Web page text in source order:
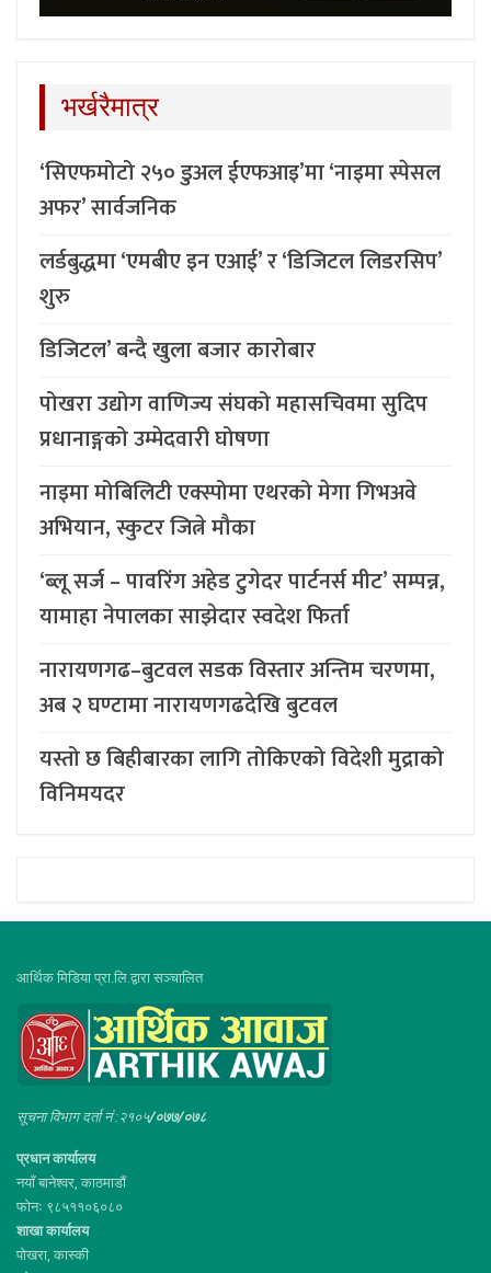
भर्खरैमात्र
‘सिएफमोटो २५० डुअल ईएफआइ’मा ‘नाइमा स्पेसल
अफर’ सार्वजनिक
लर्डबुद्धमा ‘एमबीए इन एआई’ र ‘डिजिटल लिडरसिप’
शुरु
डिजिटल’ बन्दै खुला बजार कारोबार
पोखरा उद्योग वाणिज्य संघको महासचिवमा सुदिप
प्रधानाङ्गको उम्मेदवारी घोषणा
नाइमा मोबिलिटी एक्स्पोमा एथरको मेगा गिभअवे
अभियान, स्कुटर जित्ने मौका
‘ब्लू सर्ज – पावरिंग अहेड टुगेदर पार्टनर्स मीट’ सम्पन्न,
यामाहा नेपालका साझेदार स्वदेश फिर्ता
नारायणगढ–बुटवल सडक विस्तार अन्तिम चरणमा,
अब २ घण्टामा नारायणगढदेखि बुटवल
यस्तो छ बिहीबारका लागि तोकिएको विदेशी मुद्राको
विनिमयदर
आर्थिक मिडिया प्रा.लि.द्वारा सञ्चालित
सूचना विभाग दर्ता नं :२१०५/०७७/०७८
प्रधान कार्यालय
नयाँ बानेश्वर, काठमाडौं
फोनः ९८५११०६०८०
शाखा कार्यालय
पोखरा, कास्की